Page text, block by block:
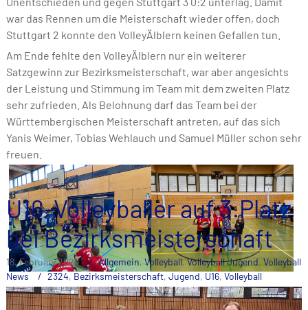
war das Rennen um die Meisterschaft wieder offen, doch
Stuttgart 2 konnte den VolleyÄlblern keinen Gefallen tun.
Am Ende fehlte den VolleyÄlblern nur ein weiterer
Satzgewinn zur Bezirksmeisterschaft, war aber angesichts
der Leistung und Stimmung im Team mit dem zweiten Platz
sehr zufrieden. Als Belohnung darf das Team bei der
Württembergischen Meisterschaft antreten, auf das sich
Yanis Weimer, Tobias Wehlauch und Samuel Müller schon sehr
freuen.
U16-Volleyballer auf 3.Platz
bei Bezirksmeisterschaft
18. February 2024 Allgemein,Volleyball,Volleyball Jugend, Volleyball
News
2324, Bezirksmeisterschaft, Jugend, U16, Volleyball